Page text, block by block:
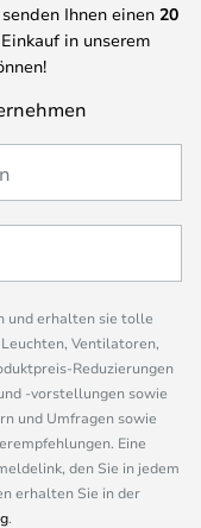
Ihnen einen 20
in unserem
und erhalten sie tolle
Ventilatoren,
Reduzierungen
-vorstellungen sowie
und Umfragen sowie
Eine
den Sie in jedem
erhalten Sie in der
.